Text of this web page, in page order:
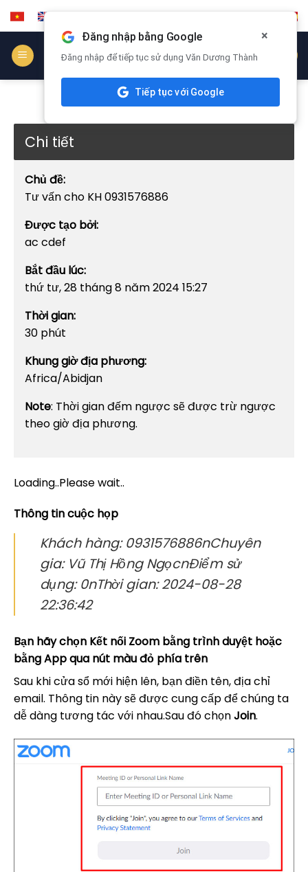
Skip
to
content
HỢP TÁC
Chi tiết
Chủ đề:
Tư vấn cho KH 0931576886
Được tạo bởi:
ac cdef
Bắt đầu lúc:
thứ tư, 28 tháng 8 năm 2024 15:27
Thời gian:
30 phút
Khung giờ địa phương:
Africa/Abidjan
Note: Thời gian đếm ngược sẽ được trừ ngược
theo giờ địa phương.
Loading..Please wait..
Thông tin cuộc họp
Khách hàng: 0931576886nChuyên
gia: Vũ Thị Hồng NgọcnĐiểm sử
dụng: 0nThời gian: 2024-08-28
22:36:42
Bạn hãy chọn Kết nối Zoom bằng trình duyệt hoặc
bằng App qua nút màu đỏ phía trên
Sau khi cửa sổ mới hiện lên, bạn điền tên, địa chỉ
email. Thông tin này sẽ được cung cấp để chúng ta
dễ dàng tương tác với nhau.Sau đó chọnJoin.
×
Đăng nhập bằng Google
Đăng nhập để tiếp tục sử dụng Văn Dương Thành
Tiếp tục với Google